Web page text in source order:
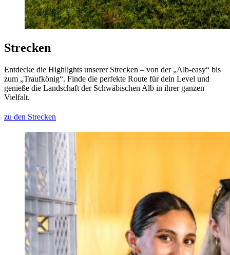
Strecken
Entdecke die Highlights unserer Strecken – von der „Alb-easy“ bis
zum „Traufkönig“. Finde die perfekte Route für dein Level und
genieße die Landschaft der Schwäbischen Alb in ihrer ganzen
Vielfalt.
zu den Strecken